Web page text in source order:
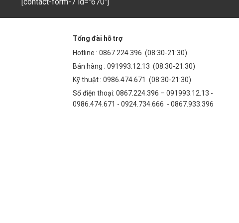
Tổng đài hỗ trợ
Hotline : 0867.224.396 (08:30-21:30)
Bán hàng : 091993.12.13 (08:30-21:30)
Kỹ thuật : 0986.474.671 (08:30-21:30)
Số điện thoại: 0867.224.396 – 091993.12.13 -
0986.474.671 - 0924.734.666 - 0867.933.396